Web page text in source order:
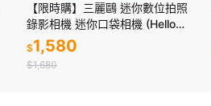
【限時購】三麗鷗 迷你數位拍照
錄影相機 迷你口袋相機 (Hello
Kitty/大耳狗/酷洛米)
$1,580
$1,680